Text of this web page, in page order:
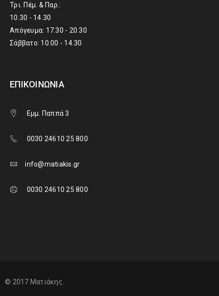
Τρι. Πέμ. & Παρ.:
10.30 - 14.30
Απόγευμα: 17.30 - 20.30
Σάββατο: 10.00 - 14.30
ΕΠΙΚΟΙΝΩΝΊΑ
Εμμ. Παππά 3
0030 24610 25 800
info@matiakis.gr
0030 24610 25 800
© 2017 Ματιάκης.